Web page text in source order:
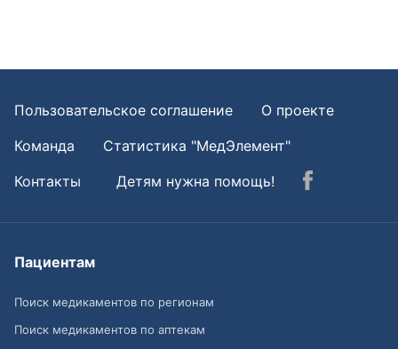
Пользовательское соглашение
О проекте
Команда
Статистика "МедЭлемент"
Контакты
Детям нужна помощь!
Пациентам
Поиск медикаментов по регионам
Поиск медикаментов по аптекам